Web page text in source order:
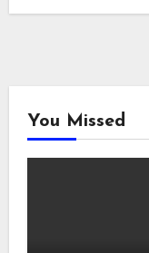
You Missed